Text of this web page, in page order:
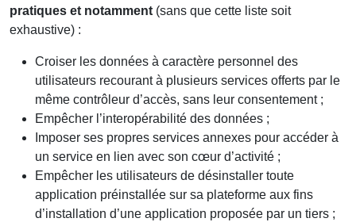
pratiques et notamment (sans que cette liste soit
exhaustive) :
Croiser les données à caractère personnel des
utilisateurs recourant à plusieurs services offerts par le
même contrôleur d’accès, sans leur consentement ;
Empêcher l’interopérabilité des données ;
Imposer ses propres services annexes pour accéder à
un service en lien avec son cœur d’activité ;
Empêcher les utilisateurs de désinstaller toute
application préinstallée sur sa plateforme aux fins
d’installation d’une application proposée par un tiers ;